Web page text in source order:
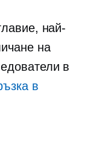
най-
на
в
в